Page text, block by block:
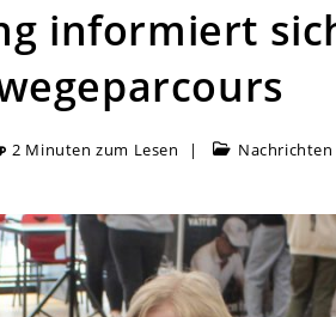
informiert
2 Minuten zum Lesen Nachrichten